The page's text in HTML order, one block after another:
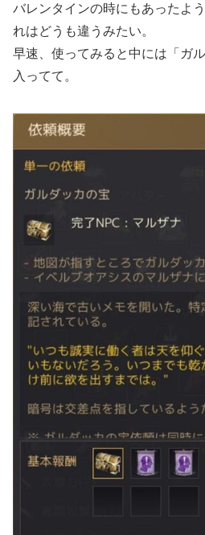
バレンタインの時にもあったよ
れはどうも違うみたい。
早速、使ってみると中には「ガ
入ってて。